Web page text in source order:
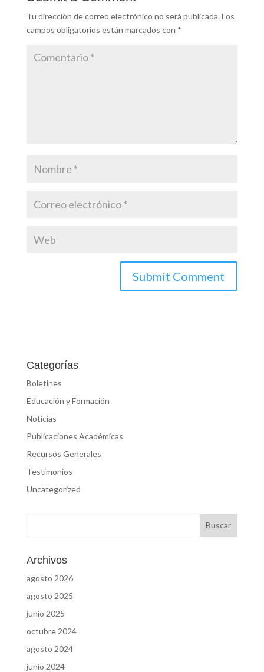
Tu dirección de correo electrónico no será publicada. Los
campos obligatorios están marcados con *
Categorías
Boletines
Educación y Formación
Noticias
Publicaciones Académicas
Recursos Generales
Testimonios
Uncategorized
Archivos
agosto 2026
agosto 2025
junio 2025
octubre 2024
agosto 2024
junio 2024